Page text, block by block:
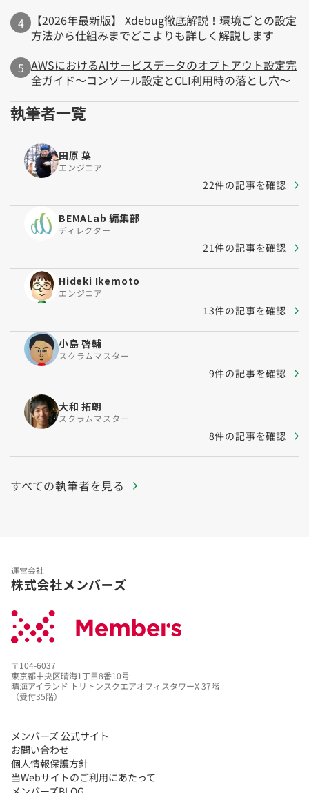
【2026年最新版】 Xdebug徹底解説！環境ごとの設定
方法から仕組みまでどこよりも詳しく解説します
AWSにおけるAIサービスデータのオプトアウト設定完
全ガイド～コンソール設定とCLI利用時の落とし穴～
執筆者一覧
田原 葉
エンジニア
22件の記事を確認
BEMALab 編集部
ディレクター
21件の記事を確認
Hideki Ikemoto
エンジニア
13件の記事を確認
小島 啓輔
スクラムマスター
9件の記事を確認
大和 拓朗
スクラムマスター
8件の記事を確認
すべての執筆者を見る
運営会社
株式会社メンバーズ
〒104-6037
東京都中央区晴海1丁目8番10号
晴海アイランド トリトンスクエアオフィスタワーX 37階
（受付35階）
メンバーズ 公式サイト
お問い合わせ
個人情報保護方針
当Webサイトのご利用にあたって